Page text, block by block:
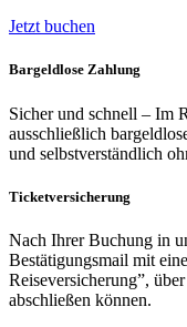
Jetzt buchen
Bargeldlose Zahlung
Sicher und schnell – Im
ausschließlich
und selbstverständlich
Ticketversicherung
Nach Ihrer Buchung in
Bestätigungsmail mit
Reiseversicherung”,
abschließen können.